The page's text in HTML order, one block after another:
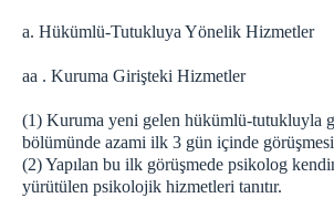
a. Hükümlü-Tutukluya Yönelik Hizmetler
aa . Kuruma Girişteki Hizmetler
(1) Kuruma yeni gelen hükümlü-tutukluyla
bölümünde azami ilk 3 gün içinde
(2) Yapılan bu ilk görüşmede psikolog
yürütülen psikolojik hizmetleri tanıtır.